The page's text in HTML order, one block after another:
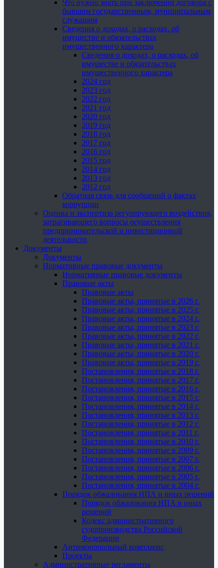
Что нужно знать при заключении договора с
бывшим государственным, муниципальным
служащим
Сведения о доходах, о расходах, об
имуществе и обязательствах
имущественного характера
Сведения о доходах, о расходах, об
имуществе и обязательствах
имущественного характера
2024 год
2023 год
2022 год
2021 год
2020 год
2019 год
2018 год
2017 год
2016 год
2015 год
2014 год
2013 год
2012 год
Обратная связь для сообщений о фактах
коррупции
Оценка и экспертиза регулирующего воздействия,
затрагивающего вопросы осуществления
предпринимательской и инвестиционной
деятельности
Документы
Документы
Нормативные правовые документы
Нормативные правовые документы
Правовые акты
Правовые акты
Правовые акты, принятые в 2026 г.
Правовые акты, принятые в 2025 г.
Правовые акты, принятые в 2024 г.
Правовые акты, принятые в 2023 г.
Правовые акты, принятые в 2022 г.
Правовые акты, принятые в 2021 г.
Правовые акты, принятые в 2020 г.
Правовые акты, принятые в 2019 г.
Постановления, принятые в 2018 г.
Постановления, принятые в 2017 г.
Постановления, принятые в 2016 г.
Постановления, принятые в 2015 г.
Постановления, принятые в 2014 г.
Постановления, принятые в 2013 г.
Постановления, принятые в 2012 г.
Постановления, принятые в 2011 г.
Постановления, принятые в 2010 г.
Постановления, принятые в 2009 г.
Постановления, принятые в 2007 г.
Постановления, принятые в 2006 г.
Постановления, принятые в 2005 г.
Постановления, принятые в 2004 г.
Порядок обжалования НПА и иных решений
Порядок обжалования НПА и иных
решений
Кодекс административного
судопроизводства Российской
Федерации
Антимонопольный комплаенс
Проекты
Административные регламенты